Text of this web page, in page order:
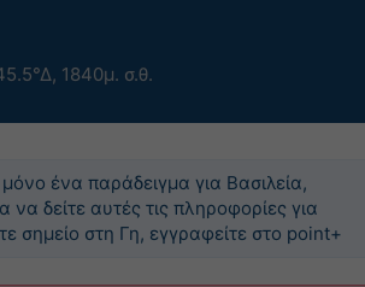
1840μ. σ.θ.
μόνο ένα παράδειγμα για Βασιλεία,
να δείτε αυτές τις πληροφορίες για
σημείο στη Γη, εγγραφείτε στο point+